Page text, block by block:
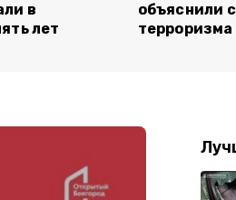
в
лет
объяснили
терроризма